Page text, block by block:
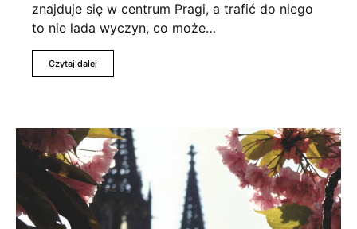
znajduje się w centrum Pragi, a trafić do niego
to nie lada wyczyn, co może…
Czytaj dalej